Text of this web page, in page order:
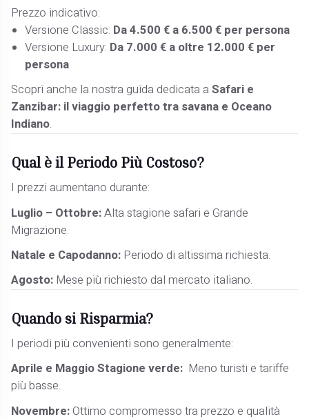
Prezzo indicativo:
Versione Classic: Da 4.500 € a 6.500 € per persona
Versione Luxury: Da 7.000 € a oltre 12.000 € per
persona
Scopri anche la nostra guida dedicata aSafari e
Zanzibar: il viaggio perfetto tra savana e Oceano
Indiano.
Qual è il Periodo Più Costoso?
I prezzi aumentano durante:
Luglio – Ottobre:Alta stagione safari e Grande
Migrazione.
Natale e Capodanno: Periodo di altissima richiesta.
Agosto: Mese più richiesto dal mercato italiano.
Quando si Risparmia?
I periodi più convenienti sono generalmente:
Aprile e Maggio Stagione verde: Meno turisti e tariffe
più basse.
Novembre:Ottimo compromesso tra prezzo e qualità